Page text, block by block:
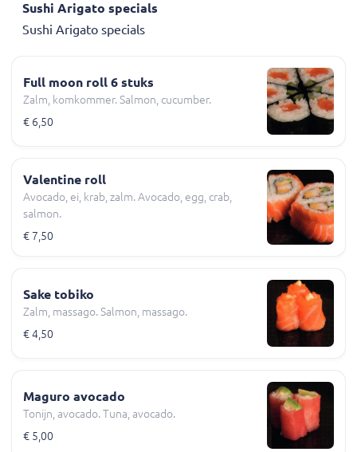
Sushi Arigato specials
Sushi Arigato specials
Full moon roll 6 stuks
Zalm, komkommer. Salmon, cucumber.
€ 6,50
Valentine roll
Avocado, ei, krab, zalm. Avocado, egg, crab,
salmon.
€ 7,50
Sake tobiko
Zalm, massago. Salmon, massago.
€ 4,50
Maguro avocado
Tonijn, avocado. Tuna, avocado.
€ 5,00